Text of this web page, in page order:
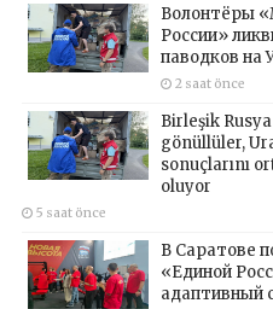
Волонтёры
России»
паводков на
2 saat önce
Birleşik
gönüllüler,
sonuçlarını
oluyor
5 saat önce
В Саратове
«Единой
адаптивный